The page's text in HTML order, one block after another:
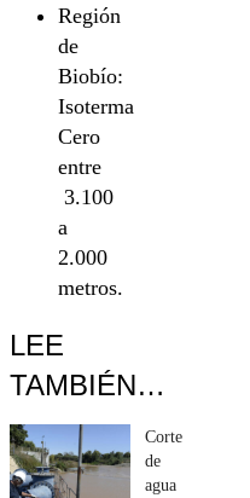
Región
de
Biobío:
Isoterma
Cero
entre
3.100
a
2.000
metros.
LEE
TAMBIÉN…
Corte
de
agua